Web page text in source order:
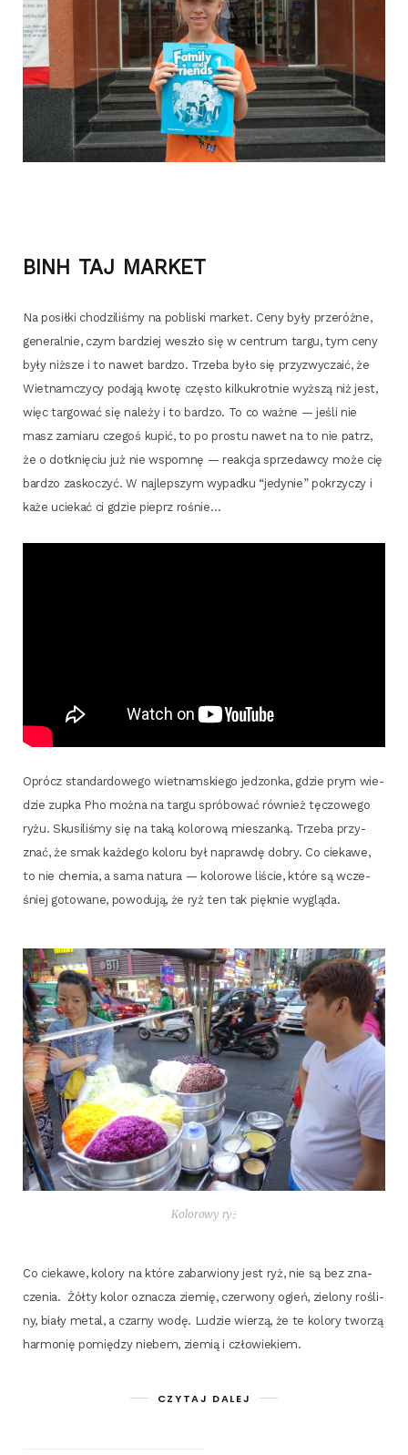
BINH TAJ MARKET
Na posił­ki cho­dzi­li­śmy na pobli­ski mar­ket. Ceny były prze­róż­ne,
gene­ral­nie, czym bar­dziej weszło się w cen­trum tar­gu, tym ceny
były niż­sze i to nawet bar­dzo. Trze­ba było się przy­zwy­cza­ić, że
Wiet­nam­czy­cy poda­ją kwo­tę czę­sto kil­ku­krot­nie wyż­szą niż jest,
więc tar­go­wać się nale­ży i to bar­dzo. To co waż­ne — jeśli nie
masz zamia­ru cze­goś kupić, to po pro­stu nawet na to nie patrz,
że o dotknię­ciu już nie wspo­mnę — reak­cja sprze­daw­cy może cię
bar­dzo zasko­czyć. W naj­lep­szym wypad­ku “jedy­nie” pokrzy­czy i
każe ucie­kać ci gdzie pieprz rośnie…
Oprócz stan­dar­do­we­go wiet­nam­skie­go jedzon­ka, gdzie prym wie­
dzie zup­ka Pho moż­na na tar­gu spró­bo­wać rów­nież tęczo­we­go
ryżu. Sku­si­li­śmy się na taką kolo­ro­wą mie­szan­ką. Trze­ba przy­
znać, że smak każ­de­go kolo­ru był napraw­dę dobry. Co cie­ka­we,
to nie che­mia, a sama natu­ra — kolo­ro­we liście, któ­re są wcze­
śniej goto­wa­ne, powo­du­ją, że ryż ten tak pięk­nie wygląda.
Kolo­ro­wy ryż
Co cie­ka­we, kolo­ry na któ­re zabar­wio­ny jest ryż, nie są bez zna­
cze­nia. Żół­ty kolor ozna­cza zie­mię, czer­wo­ny ogień, zie­lo­ny rośli­
ny, bia­ły metal, a czar­ny wodę. Ludzie wie­rzą, że te kolo­ry two­rzą
har­mo­nię pomię­dzy nie­bem, zie­mią i człowiekiem.
CZYTAJ DALEJ